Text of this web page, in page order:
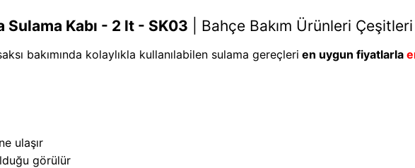
Sulama Kabı - 2 lt - SK03 Bahçe Bakım Ürünleri Çeşitleri
bakımında kolaylıkla kullanılabilen sulama gereçleri en uygun fiyatlarla
ulaşır
görülür